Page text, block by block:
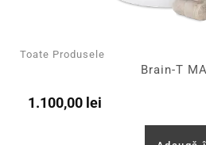
Toate Produsele
Brain-T
1.100,00 lei